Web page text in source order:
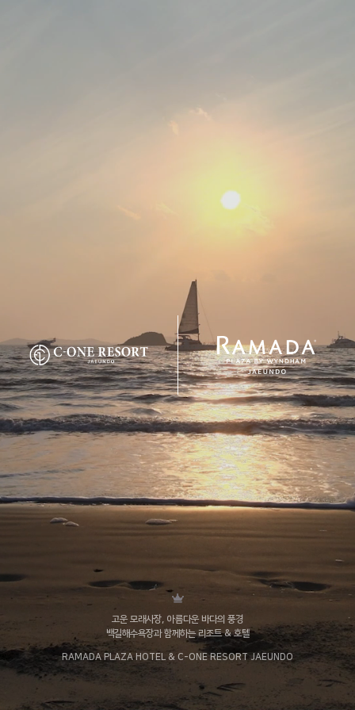
고운 모래사장, 아름다운 바다의 풍경
백길해수욕장과 함께하는 리조트 & 호텔
RAMADA PLAZA HOTEL & C-ONE RESORT JAEUNDO